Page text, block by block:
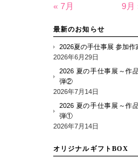
« 7月
9月
最新のお知らせ
2026夏の手仕事展 参加作
2026年6月29日
2026 夏の手仕事展～作
弾②
2026年7月14日
2026 夏の手仕事展～作
弾①
2026年7月14日
オリジナルギフトBOX